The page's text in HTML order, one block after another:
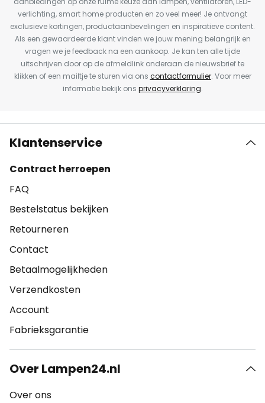
verlichting, smart home producten en zo veel meer! Je ontvangt
exclusieve kortingen, productaanbevelingen en inspiratieve content.
Als een gewaardeerde klant vinden we jouw mening belangrijk en
vragen we je feedback na een aankoop. Je kan ten alle tijde
uitschrijven door op de afmeldlink onderaan de nieuwsbrief te
klikken of een mailtje te sturen via ons contactformulier. Voor meer
informatie bekijk ons privacyverklaring.
Klantenservice
Contract herroepen
FAQ
Bestelstatus bekijken
Retourneren
Contact
Betaalmogelijkheden
Verzendkosten
Account
Fabrieksgarantie
Over Lampen24.nl
Over ons